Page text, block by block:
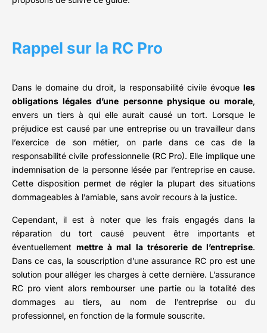
Rappel sur la RC Pro
Dans le domaine du droit, la responsabilité civile évoque les
obligations légales d’une personne physique ou morale,
envers un tiers à qui elle aurait causé un tort. Lorsque le
préjudice est causé par une entreprise ou un travailleur dans
l’exercice de son métier, on parle dans ce cas de la
responsabilité civile professionnelle (RC Pro). Elle implique une
indemnisation de la personne lésée par l’entreprise en cause.
Cette disposition permet de régler la plupart des situations
dommageables à l’amiable, sans avoir recours à la justice.
Cependant, il est à noter que les frais engagés dans la
réparation du tort causé peuvent être importants et
éventuellementmettre à mal la trésorerie de l’entreprise.
Dans ce cas, la souscription d’une assurance RC pro est une
solution pour alléger les charges à cette dernière. L’assurance
RC pro vient alors rembourser une partie ou la totalité des
dommages au tiers, au nom de l’entreprise ou du
professionnel, en fonction de la formule souscrite.